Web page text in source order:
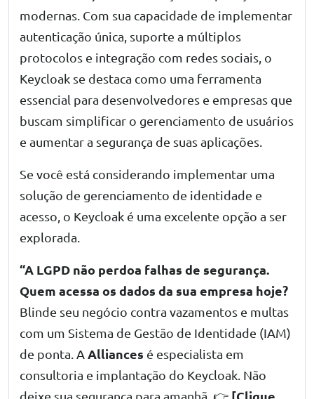
modernas. Com sua capacidade de implementar
autenticação única, suporte a múltiplos
protocolos e integração com redes sociais, o
Keycloak se destaca como uma ferramenta
essencial para desenvolvedores e empresas que
buscam simplificar o gerenciamento de usuários
e aumentar a segurança de suas aplicações.
Se você está considerando implementar uma
solução de gerenciamento de identidade e
acesso, o Keycloak é uma excelente opção a ser
explorada.
“A LGPD não perdoa falhas de segurança.
Quem acessa os dados da sua empresa hoje?
Blinde seu negócio contra vazamentos e multas
com um Sistema de Gestão de Identidade (IAM)
de ponta. A Alliances é especialista em
consultoria e implantação do Keycloak. Não
deixe sua segurança para amanhã. 👉